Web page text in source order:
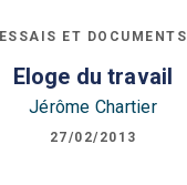
ESSAIS ET DOCUMENTS
Eloge du travail
Jérôme Chartier
27/02/2013